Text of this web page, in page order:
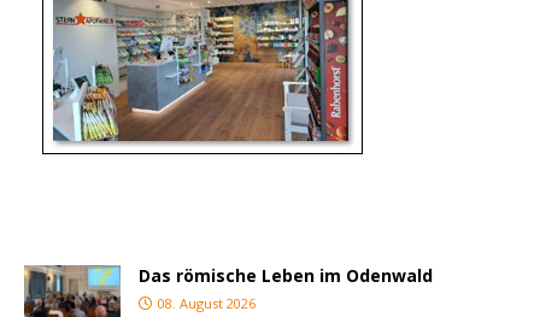
Das römische Leben im Odenwald
08. August 2026